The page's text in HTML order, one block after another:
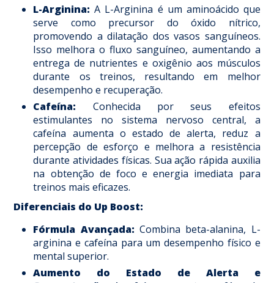
L-Arginina: A L-Arginina é um aminoácido que
serve como precursor do óxido nítrico,
promovendo a dilatação dos vasos sanguíneos.
Isso melhora o fluxo sanguíneo, aumentando a
entrega de nutrientes e oxigênio aos músculos
durante os treinos, resultando em melhor
desempenho e recuperação. ​
Cafeína: Conhecida por seus efeitos
estimulantes no sistema nervoso central, a
cafeína aumenta o estado de alerta, reduz a
percepção de esforço e melhora a resistência
durante atividades físicas. Sua ação rápida auxilia
na obtenção de foco e energia imediata para
treinos mais eficazes. ​
Diferenciais do Up Boost:
Fórmula Avançada: Combina beta-alanina, L-
arginina e cafeína para um desempenho físico e
mental superior.​
Aumento do Estado de Alerta e